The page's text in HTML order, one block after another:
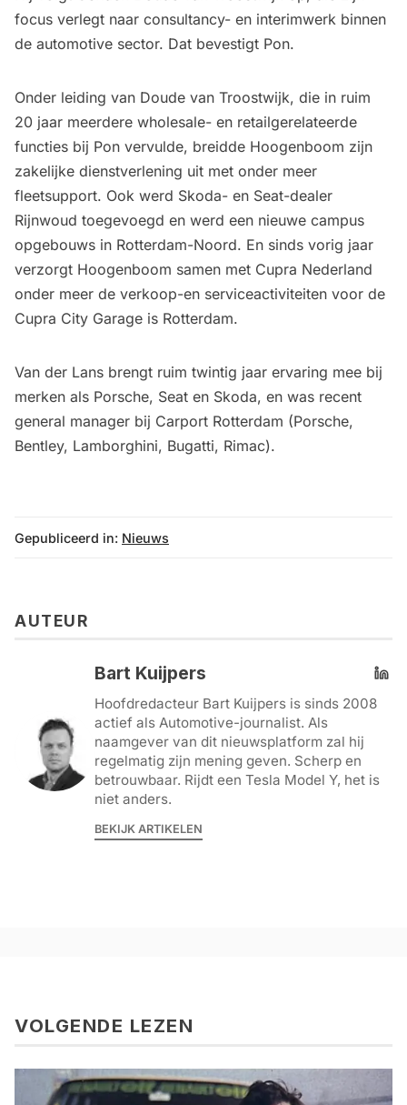
focus verlegt naar consultancy- en interimwerk binnen
de automotive sector. Dat bevestigt Pon.
Onder leiding van Doude van Troostwijk, die in ruim
20 jaar meerdere wholesale- en retailgerelateerde
functies bij Pon vervulde, breidde Hoogenboom zijn
zakelijke dienstverlening uit met onder meer
fleetsupport. Ook werd Skoda- en Seat-dealer
Rijnwoud toegevoegd en werd een nieuwe campus
opgebouws in Rotterdam-Noord. En sinds vorig jaar
verzorgt Hoogenboom samen met Cupra Nederland
onder meer de verkoop-en serviceactiviteiten voor de
Cupra City Garage is Rotterdam.
Van der Lans brengt ruim twintig jaar ervaring mee bij
merken als Porsche, Seat en Skoda, en was recent
general manager bij Carport Rotterdam (Porsche,
Bentley, Lamborghini, Bugatti, Rimac).
Gepubliceerd in: Nieuws
AUTEUR
Bart Kuijpers
Hoofdredacteur Bart Kuijpers is sinds 2008
actief als Automotive-journalist. Als
naamgever van dit nieuwsplatform zal hij
regelmatig zijn mening geven. Scherp en
betrouwbaar. Rijdt een Tesla Model Y, het is
niet anders.
BEKIJK ARTIKELEN
VOLGENDE LEZEN